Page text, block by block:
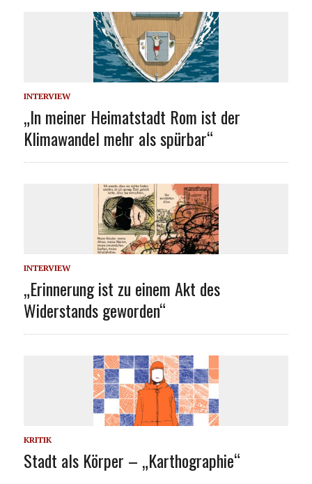
INTERVIEW
„In meiner Heimatstadt Rom ist der
Klimawandel mehr als spürbar“
INTERVIEW
„Erinnerung ist zu einem Akt des
Widerstands geworden“
KRITIK
Stadt als Körper – „Karthographie“